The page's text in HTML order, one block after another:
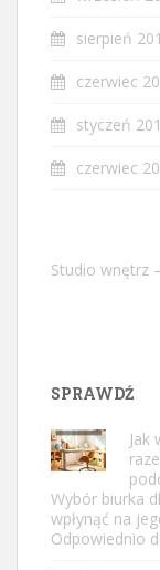
sierpień
czerwiec
styczeń
czerwiec
Studio wnętrz
SPRAWDŹ
Jak
Wybór biurka
wpłynąć na
Odpowiednio